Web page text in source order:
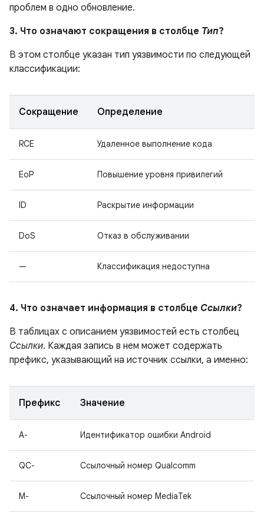
проблем в одно обновление.
3. Что означают сокращения в столбце Тип?
В этом столбце указан тип уязвимости по следующей
классификации:
Сокращение Определение
RCE Удаленное выполнение кода
EoP Повышение уровня привилегий
ID Раскрытие информации
DoS Отказ в обслуживании
— Классификация недоступна
4. Что означает информация в столбце Ссылки?
В таблицах с описанием уязвимостей есть столбец
Ссылки. Каждая запись в нем может содержать
префикс, указывающий на источник ссылки, а именно:
Префикс Значение
A- Идентификатор ошибки Android
QC- Ссылочный номер Qualcomm
M- Ссылочный номер MediaTek